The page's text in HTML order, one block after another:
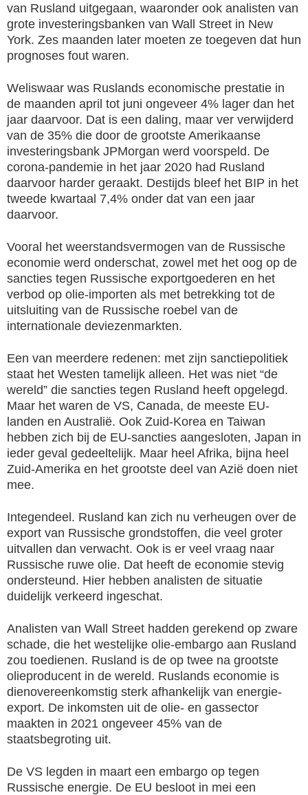
van Rusland uitgegaan, waaronder ook analisten van
grote investeringsbanken van Wall Street in New
York. Zes maanden later moeten ze toegeven dat hun
prognoses fout waren.
Weliswaar was Ruslands economische prestatie in
de maanden april tot juni ongeveer 4% lager dan het
jaar daarvoor. Dat is een daling, maar ver verwijderd
van de 35% die door de grootste Amerikaanse
investeringsbank JPMorgan werd voorspeld. De
corona-pandemie in het jaar 2020 had Rusland
daarvoor harder geraakt. Destijds bleef het BIP in het
tweede kwartaal 7,4% onder dat van een jaar
daarvoor.
Vooral het weerstandsvermogen van de Russische
economie werd onderschat, zowel met het oog op de
sancties tegen Russische exportgoederen en het
verbod op olie-importen als met betrekking tot de
uitsluiting van de Russische roebel van de
internationale deviezenmarkten.
Een van meerdere redenen: met zijn sanctiepolitiek
staat het Westen tamelijk alleen. Het was niet “de
wereld” die sancties tegen Rusland heeft opgelegd.
Maar het waren de VS, Canada, de meeste EU-
landen en Australië. Ook Zuid-Korea en Taiwan
hebben zich bij de EU-sancties aangesloten, Japan in
ieder geval gedeeltelijk. Maar heel Afrika, bijna heel
Zuid-Amerika en het grootste deel van Azië doen niet
mee.
Integendeel. Rusland kan zich nu verheugen over de
export van Russische grondstoffen, die veel groter
uitvallen dan verwacht. Ook is er veel vraag naar
Russische ruwe olie. Dat heeft de economie stevig
ondersteund. Hier hebben analisten de situatie
duidelijk verkeerd ingeschat.
Analisten van Wall Street hadden gerekend op zware
schade, die het westelijke olie-embargo aan Rusland
zou toedienen. Rusland is de op twee na grootste
olieproducent in de wereld. Ruslands economie is
dienovereenkomstig sterk afhankelijk van energie-
export. De inkomsten uit de olie- en gassector
maakten in 2021 ongeveer 45% van de
staatsbegroting uit.
De VS legden in maart een embargo op tegen
Russische energie. De EU besloot in mei een